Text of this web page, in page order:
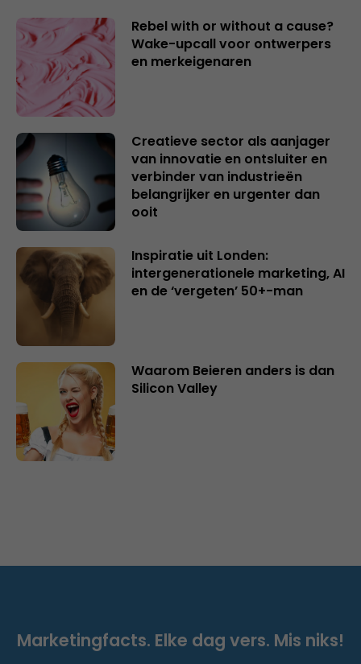
Rebel with or without a cause?
Wake-upcall voor ontwerpers
en merkeigenaren
Creatieve sector als aanjager
van innovatie en ontsluiter en
verbinder van industrieën
belangrijker en urgenter dan
ooit
Inspiratie uit Londen:
intergenerationele marketing, AI
en de ‘vergeten’ 50+-man
Waarom Beieren anders is dan
Silicon Valley
Marketingfacts. Elke dag vers. Mis niks!